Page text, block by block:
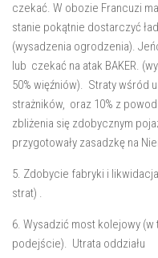
czekać. W obozie Francuzi
stanie pokątnie dostarczyć
(wysadzenia ogrodzenia).
lub czekać na atak BAKER.
50% więźniów). Straty wśród
strażników, oraz 10% z
zbliżenia się zdobycznym
przygotowały zasadzkę na
5. Zdobycie fabryki i
strat) .
6. Wysadzić most kolejowy
podejście). Utrata oddziału